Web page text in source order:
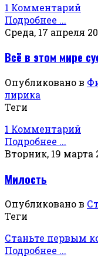
1 Комментарий
Подробнее ...
Среда, 17 апреля
Всё в этом мире
Опубликовано в
лирика
Теги
1 Комментарий
Подробнее ...
Вторник, 19 марта
Милость
Опубликовано в
Теги
Станьте первым
Подробнее ...